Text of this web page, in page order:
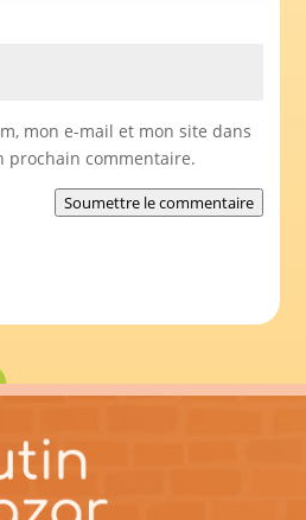
mon e-mail et mon site dans
prochain commentaire.
Soumettre le commentaire